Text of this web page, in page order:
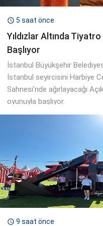
 5 saat önce
Yıldızlar Altında
Başlıyor
İstanbul Büyükşehir
İstanbul seyircisini Harbiye
Sahnesi’nde ağırlayacağı
oyunuyla başlıyor.
 9 saat önce